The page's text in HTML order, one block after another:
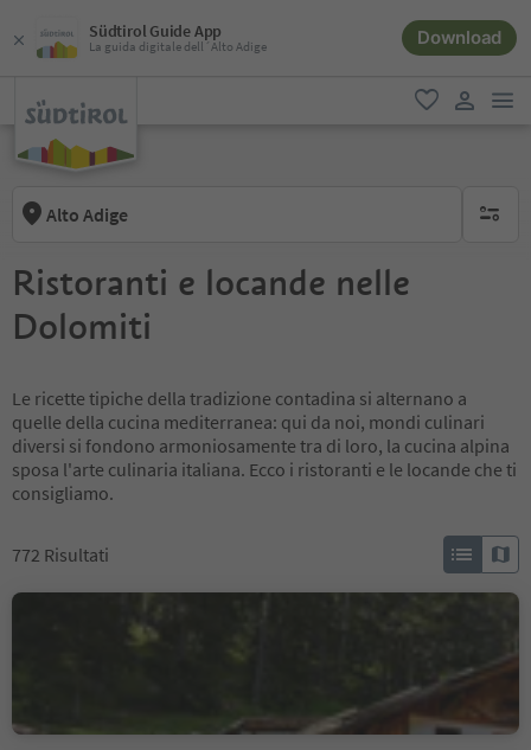
Südtirol Guide App
La guida digitale dell´Alto Adige Download
favoriti
Alto Adige
Ristoranti e locande nelle
Dolomiti
Le ricette tipiche della tradizione contadina si alternano a
quelle della cucina mediterranea: qui da noi, mondi culinari
diversi si fondono armoniosamente tra di loro, la cucina alpina
sposa l'arte culinaria italiana. Ecco i ristoranti e le locande che ti
consigliamo.
772 Risultati